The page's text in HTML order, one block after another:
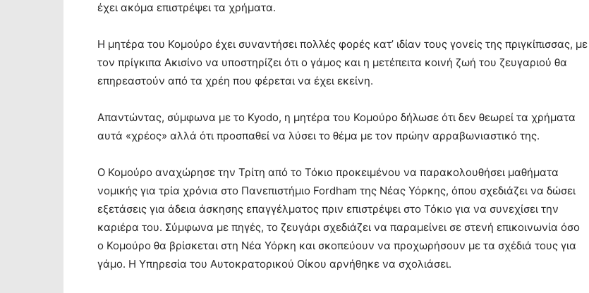
έχει ακόμα επιστρέψει τα χρήματα.
Η μητέρα του Κομούρο έχει συναντήσει πολλές φορές κατ’ ιδίαν τους γονείς της πριγκίπισσας, με
τον πρίγκιπα Ακισίνο να υποστηρίζει ότι ο γάμος και η μετέπειτα κοινή ζωή του ζευγαριού θα
επηρεαστούν από τα χρέη που φέρεται να έχει εκείνη.
Απαντώντας, σύμφωνα με το Kyodo, η μητέρα του Κομούρο δήλωσε ότι δεν θεωρεί τα χρήματα
αυτά «χρέος» αλλά ότι προσπαθεί να λύσει το θέμα με τον πρώην αρραβωνιαστικό της.
Ο Κομούρο αναχώρησε την Τρίτη από το Τόκιο προκειμένου να παρακολουθήσει μαθήματα
νομικής για τρία χρόνια στο Πανεπιστήμιο Fordham της Νέας Υόρκης, όπου σχεδιάζει να δώσει
εξετάσεις για άδεια άσκησης επαγγέλματος πριν επιστρέψει στο Τόκιο για να συνεχίσει την
καριέρα του. Σύμφωνα με πηγές, το ζευγάρι σχεδιάζει να παραμείνει σε στενή επικοινωνία όσο
ο Κομούρο θα βρίσκεται στη Νέα Υόρκη και σκοπεύουν να προχωρήσουν με τα σχέδιά τους για
γάμο. Η Υπηρεσία του Αυτοκρατορικού Οίκου αρνήθηκε να σχολιάσει.